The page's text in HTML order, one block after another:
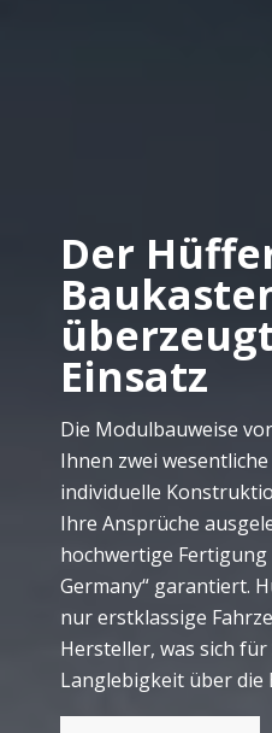
Der
Einsatz
Die Modulbauweise
Ihnen zwei
individuelle
Ihre Ansprüche
hochwertige
Germany“ garantiert.
nur erstklassige
Hersteller, was sich für
Langlebigkeit über die